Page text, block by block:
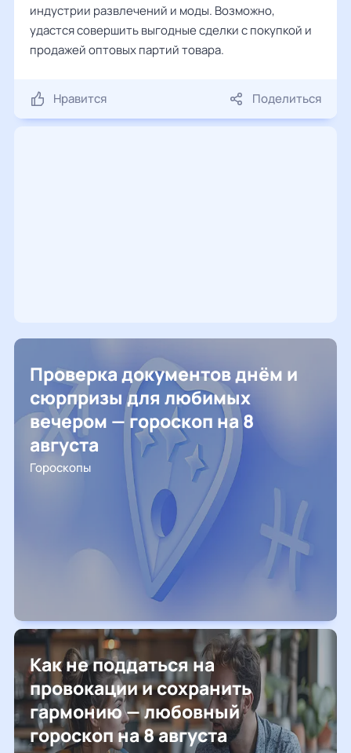
индустрии развлечений и моды. Возможно,
удастся совершить выгодные сделки с покупкой и
продажей оптовых партий товара.
Нравится Поделиться
Проверка документов днём и
сюрпризы для любимых
вечером — гороскоп на 8
августа
Гороскопы
Как не поддаться на
провокации и сохранить
гармонию — любовный
гороскоп на 8 августа